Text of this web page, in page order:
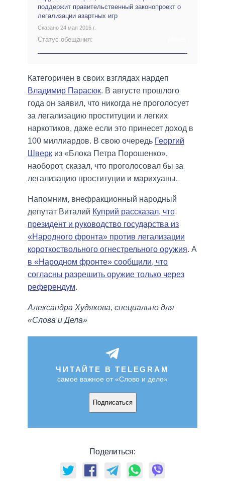
поддержит правительственный законопроект о
легализации азартных игр
Сказано 24 мая 2016 г.
Статус обещания:
Категоричен в своих взглядах нардеп
Владимир Парасюк. В августе прошлого
года он заявил, что никогда не проголосует
за легализацию проституции и легких
наркотиков, даже если это принесет доход в
100 миллиардов. В свою очередь Георгий
Шверк из «Блока Петра Порошенко»,
наоборот, сказал, что проголосовал бы за
легализацию проституции и марихуаны.
Напомним, внефракционный народный
депутат Виталий Куприй рассказал, что
президент и руководство государства из
«Народного фронта» против легализации
короткоствольного огнестрельного оружия. А
в «Народном фронте» сообщили, что
согласны разрешить оружие только через
референдум.
Александра Худякова, специально для
«Слова и Дела»
ЧИТАЙТЕ В TELEGRAM
самое важное от «Слово и дело»
Подписаться
Поделиться: